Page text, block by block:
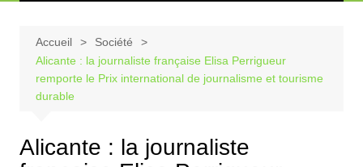
Accueil
Société
Alicante : la journaliste française Elisa Perrigueur
remporte le Prix international de journalisme et tourisme
durable
Alicante : la journaliste